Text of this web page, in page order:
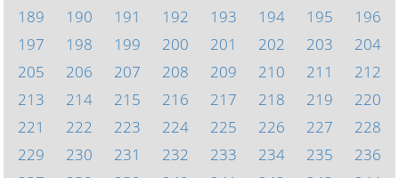
189
190 191 192 193 194 195
196
197
198 199 200 201 202 203
204
205
206 207 208 209 210 211
212
213
214 215 216 217 218 219
220
221
222 223 224 225 226 227
228
229
230 231 232 233 234 235
236